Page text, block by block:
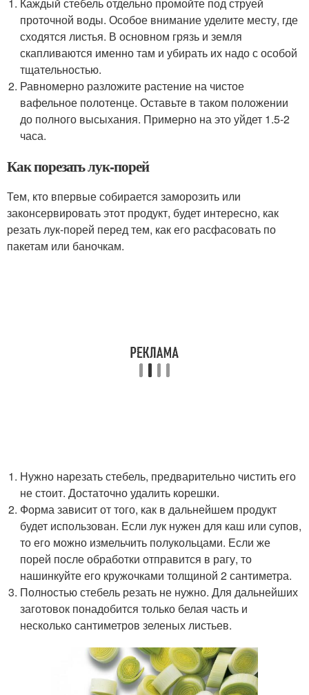
проточной воды. Особое внимание уделите месту, где
сходятся листья. В основном грязь и земля
скапливаются именно там и убирать их надо с особой
тщательностью.
Равномерно разложите растение на чистое
вафельное полотенце. Оставьте в таком положении
до полного высыхания. Примерно на это уйдет 1.5-2
часа.
Как порезать лук-порей
Тем, кто впервые собирается заморозить или
законсервировать этот продукт, будет интересно, как
резать лук-порей перед тем, как его расфасовать по
пакетам или баночкам.
Нужно нарезать стебель, предварительно чистить его
не стоит. Достаточно удалить корешки.
Форма зависит от того, как в дальнейшем продукт
будет использован. Если лук нужен для каш или супов,
то его можно измельчить полукольцами. Если же
порей после обработки отправится в рагу, то
нашинкуйте его кружочками толщиной 2 сантиметра.
Полностью стебель резать не нужно. Для дальнейших
заготовок понадобится только белая часть и
несколько сантиметров зеленых листьев.